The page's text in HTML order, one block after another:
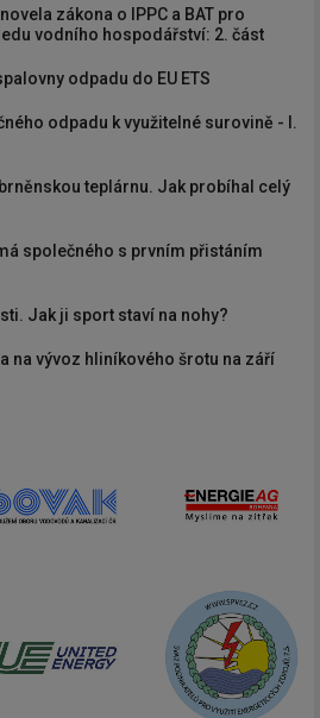
zákona o IPPC a BAT pro
vodního hospodářství: 2. část
odpadu do EU ETS
odpadu k využitelné surovině - I.
teplárnu. Jak probíhal celý
společného s prvním přistáním
Jak ji sport staví na nohy?
na vývoz hliníkového šrotu na září